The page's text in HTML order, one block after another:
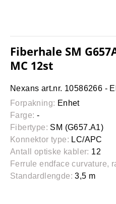
Fiberhale SM
MC 12st
Nexans art.nr. 10586266 -
Forpakning: Enhet
Farge: -
Fibertype: SM (G657.A1)
Konnektor type: LC/APC
Antall optiske kabler: 12
Ferrule endface curvature,
Standardlengde: 3,5 m